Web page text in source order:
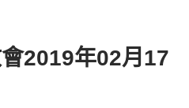
2019年02月17